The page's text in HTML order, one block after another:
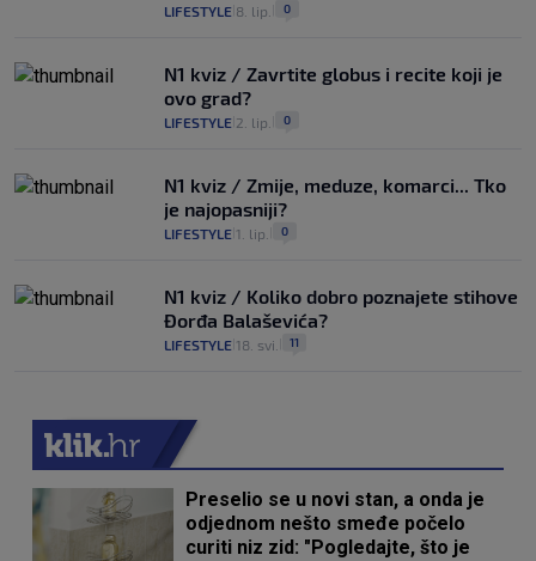
LIFESTYLE 8. lip. 0
N1 kviz / Zavrtite globus i recite koji je
ovo grad?
LIFESTYLE 2. lip. 0
N1 kviz / Zmije, meduze, komarci... Tko
je najopasniji?
LIFESTYLE 1. lip. 0
N1 kviz / Koliko dobro poznajete stihove
Đorđa Balaševića?
LIFESTYLE 18. svi. 11
Preselio se u novi stan, a onda je
odjednom nešto smeđe počelo
curiti niz zid: "Pogledajte, što je